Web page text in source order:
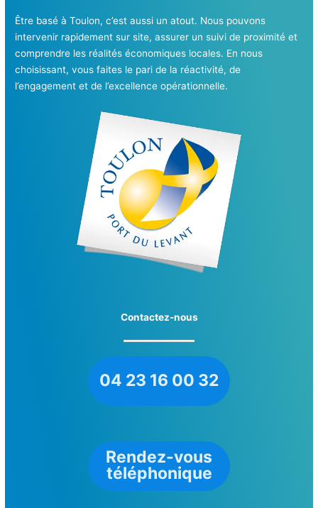
Être basé à Toulon, c’est aussi un atout. Nous pouvons
intervenir rapidement sur site, assurer un suivi de proximité et
comprendre les réalités économiques locales. En nous
choisissant, vous faites le pari de la réactivité, de
l’engagement et de l’excellence opérationnelle.
Contactez-nous
04 23 16 00 32
Rendez-vous
téléphonique